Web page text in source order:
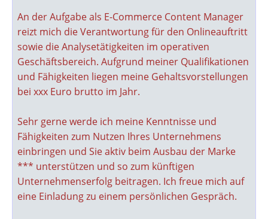
An der Aufgabe als E-Commerce Content Manager
reizt mich die Verantwortung für den Onlineauftritt
sowie die Analysetätigkeiten im operativen
Geschäftsbereich. Aufgrund meiner Qualifikationen
und Fähigkeiten liegen meine Gehaltsvorstellungen
bei xxx Euro brutto im Jahr.
Sehr gerne werde ich meine Kenntnisse und
Fähigkeiten zum Nutzen Ihres Unternehmens
einbringen und Sie aktiv beim Ausbau der Marke
*** unterstützen und so zum künftigen
Unternehmenserfolg beitragen. Ich freue mich auf
eine Einladung zu einem persönlichen Gespräch.